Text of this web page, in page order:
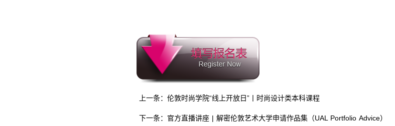
上一条：伦敦时尚学院“线上开放日”丨时尚设计类本科课程
下一条：官方直播讲座 | 解密伦敦艺术大学申请作品集（UAL Portfolio Advice）